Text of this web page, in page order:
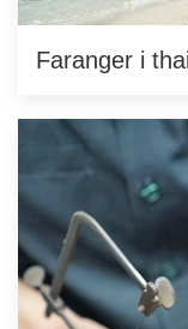
Faranger i